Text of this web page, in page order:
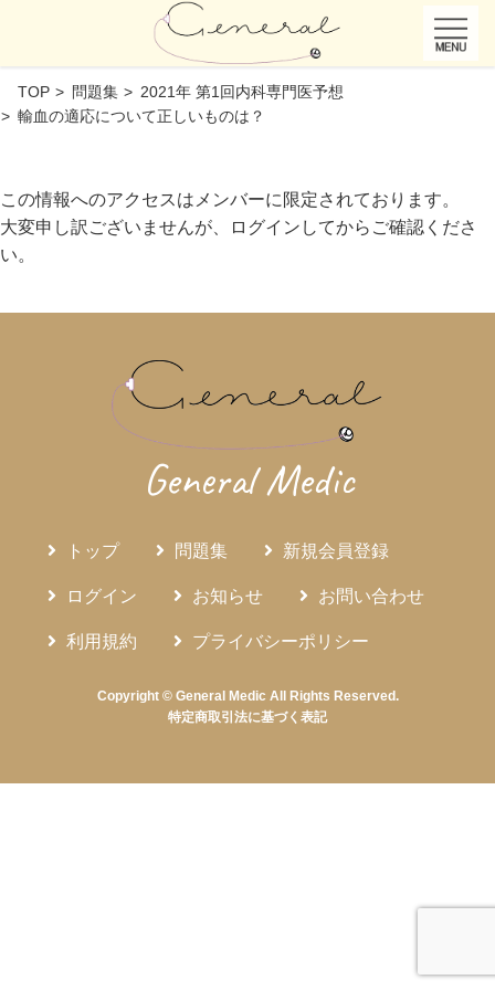
TOP 問題集
2021年 第1回内科専門医予想
輸血の適応について正しいものは？
この情報へのアクセスはメンバーに限定されております。
大変申し訳ございませんが、ログインしてからご確認くださ
い。
General Medic
トップ 問題集 新規会員登録
ログイン お知らせ お問い合わせ
利用規約 プライバシーポリシー
Copyright © General Medic All Rights Reserved.
特定商取引法に基づく表記